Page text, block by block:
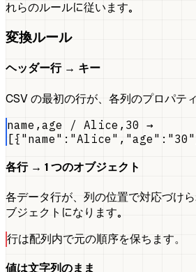
れらのルールに従います。
変換ルール
ヘッダー行 → キー
CSV の最初の行が、各列のプロパテ
name,age / Alice,30 →
各行 → 1 つのオブジェクト
各データ行が、列の位置で対応づけ
ブジェクトになります。
行は配列内で元の順序を保ちます。
値は文字列のまま